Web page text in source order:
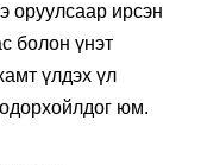
оруулсаар ирсэн
болон үнэт
үлдэх үл
юм.